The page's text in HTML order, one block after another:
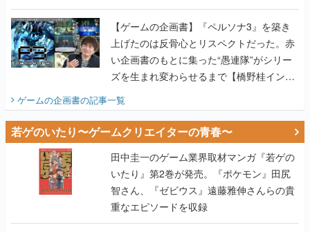
画書】
【ゲームの企画書】『ペルソナ3』を築き
上げたのは反骨心とリスペクトだった。赤
い企画書のもとに集った“愚連隊”がシリー
ズを生まれ変わらせるまで【橋野桂インタ
ゲームの企画書の記事一覧
若ゲのいたり〜ゲームクリエイターの青春〜
田中圭一のゲーム業界取材マンガ『若ゲの
いたり』第2巻が発売。『ポケモン』田尻
智さん、『ゼビウス』遠藤雅伸さんらの貴
重なエピソードを収録